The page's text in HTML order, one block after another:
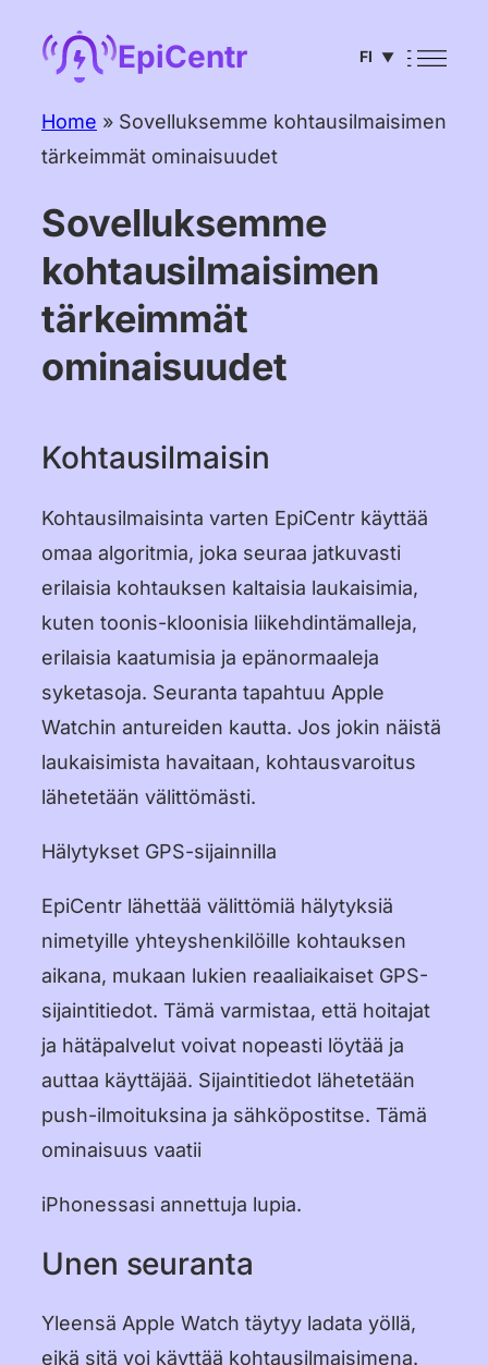
sisältöön
EpiCentr FI ▼
English
Deutsch
Français
Español
Português
Italiano
Nederlands
Suomi
Norsk Bokmål
Polski
Svenska
日本語
Tagalog
עברית
हिन्दी
한국어
中文 (中国)
中文 (台灣)
Русский
Home » Sovelluksemme kohtausilmaisimen
tärkeimmät ominaisuudet
Sovelluksemme
kohtausilmaisimen
tärkeimmät
ominaisuudet
Kohtausilmaisin
Kohtausilmaisinta varten EpiCentr käyttää
omaa algoritmia, joka seuraa jatkuvasti
erilaisia kohtauksen kaltaisia laukaisimia,
kuten toonis-kloonisia liikehdintämalleja,
erilaisia kaatumisia ja epänormaaleja
syketasoja. Seuranta tapahtuu Apple
Watchin antureiden kautta. Jos jokin näistä
laukaisimista havaitaan, kohtausvaroitus
lähetetään välittömästi.
Hälytykset GPS-sijainnilla
EpiCentr lähettää välittömiä hälytyksiä
nimetyille yhteyshenkilöille kohtauksen
aikana, mukaan lukien reaaliaikaiset GPS-
sijaintitiedot. Tämä varmistaa, että hoitajat
ja hätäpalvelut voivat nopeasti löytää ja
auttaa käyttäjää. Sijaintitiedot lähetetään
push-ilmoituksina ja sähköpostitse. Tämä
ominaisuus vaatii
iPhonessasi annettuja lupia.
Unen seuranta
Yleensä Apple Watch täytyy ladata yöllä,
eikä sitä voi käyttää kohtausilmaisimena.